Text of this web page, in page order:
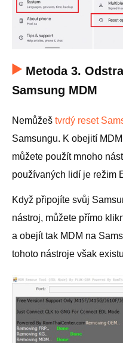
Metoda 3.
Samsung MDM
Nemůžeš tvrdý reset
Samsungu. K obejití
můžete použít mnoho
používaných lidí je režim
Když připojíte svůj
nástroj, můžete přímo
a obejít tak MDM na
tohoto nástroje však